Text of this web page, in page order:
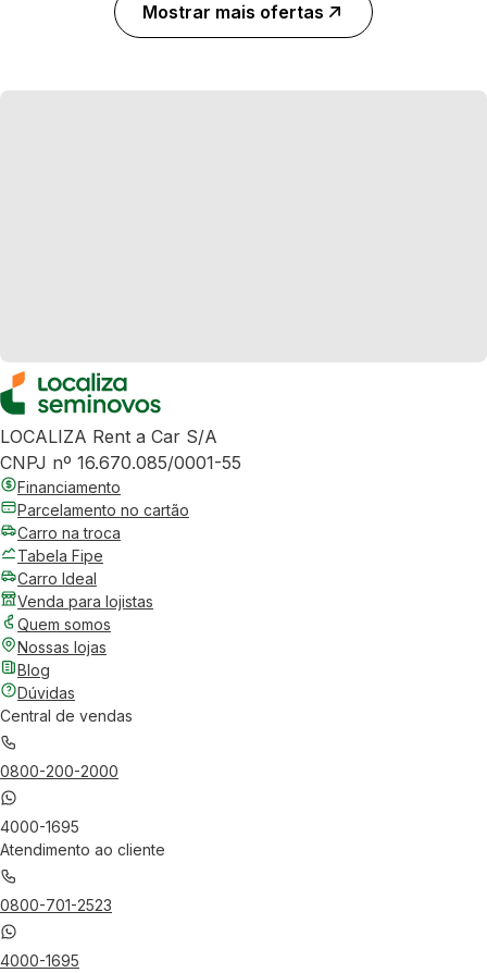
Mostrar mais ofertas
LOCALIZA Rent a Car S/A
CNPJ nº 16.670.085/0001-55
Financiamento
Parcelamento no cartão
Carro na troca
Tabela Fipe
Carro Ideal
Venda para lojistas
Quem somos
Nossas lojas
Blog
Dúvidas
Central de vendas
0800-200-2000
4000-1695
Atendimento ao cliente
0800-701-2523
4000-1695